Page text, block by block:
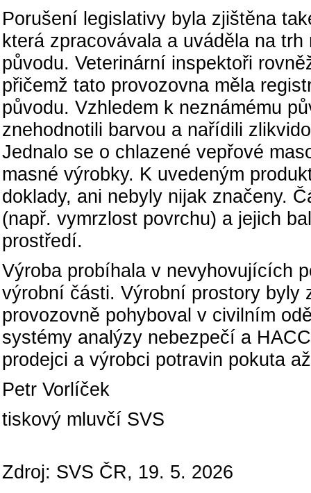
Porušení legislativy byla zjištěna
která zpracovávala a uváděla na
původu. Veterinární inspektoři
přičemž tato provozovna měla
původu. Vzhledem k neznámému
znehodnotili barvou a nařídili
Jednalo se o chlazené vepřové
masné výrobky. K uvedeným
doklady, ani nebyly nijak značeny.
(např. vymrzlost povrchu) a jejich
prostředí.
Výroba probíhala v nevyhovujících
výrobní části. Výrobní prostory byly
provozovně pohyboval v civilním
systémy analýzy nebezpečí a
prodejci a výrobci potravin pokuta
Petr Vorlíček
tiskový mluvčí SVS
Zdroj: SVS ČR, 19. 5. 2026